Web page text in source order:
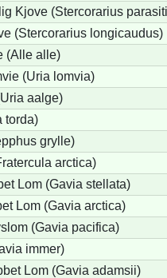
Kjove (Stercorarius
(Stercorarius longicaudus)
(Alle alle)
(Uria lomvia)
aalge)
torda)
grylle)
arctica)
Lom (Gavia stellata)
Lom (Gavia arctica)
(Gavia pacifica)
immer)
Lom (Gavia adamsii)